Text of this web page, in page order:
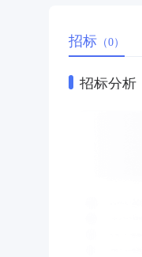
招标 （0）
招标分析